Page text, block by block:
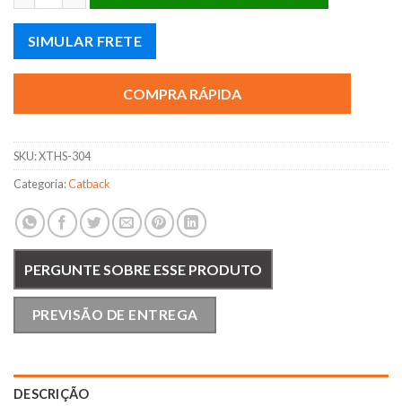
SIMULAR FRETE
COMPRA RÁPIDA
SKU:XTHS-304
Categoria:Catback
PERGUNTE SOBRE ESSE PRODUTO
PREVISÃO DE ENTREGA
DESCRIÇÃO